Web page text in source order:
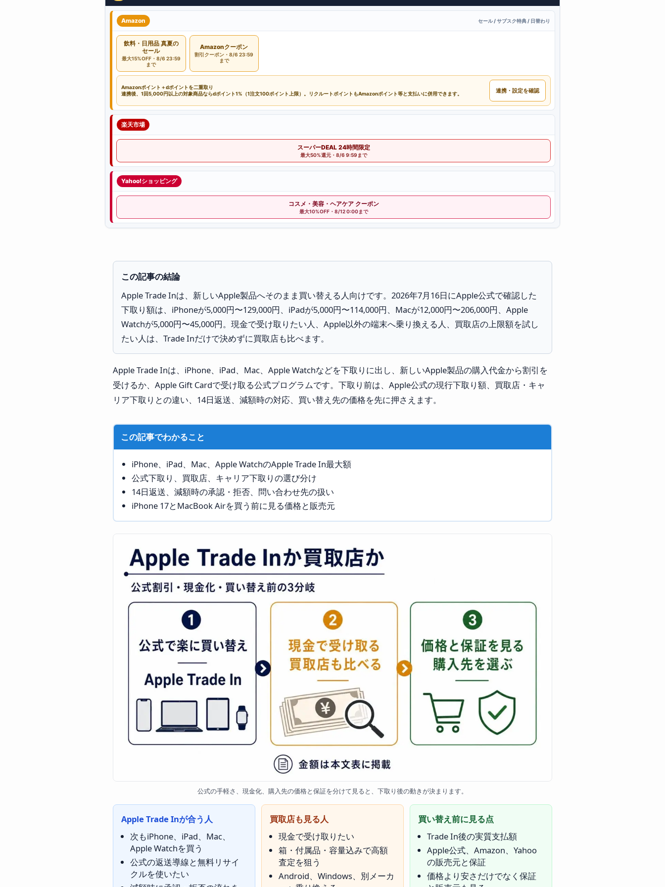
Amazon セール / サブスク特典 / 日替わり
飲料・日用品 真夏の
セール
最大15%OFF・8/6 23:59
まで
Amazonクーポン
割引クーポン・8/6 23:59
まで
Amazonポイント＋dポイントを二重取り
連携後、1回5,000円以上の対象商品ならdポイント1%（1注文100ポイント上限）。リクルートポイントもAmazonポイント等と支払いに併用できます。
連携・設定を確認
楽天市場
スーパーDEAL 24時間限定
最大50%還元・8/6 9:59まで
Yahoo!ショッピング
コスメ・美容・ヘアケア クーポン
最大10%OFF・8/12 0:00まで
この記事の結論
Apple Trade Inは、新しいApple製品へそのまま買い替える人向けです。2026年7月16日にApple公式で確認した
下取り額は、iPhoneが5,000円〜129,000円、iPadが5,000円〜114,000円、Macが12,000円〜206,000円、Apple
Watchが5,000円〜45,000円。現金で受け取りたい人、Apple以外の端末へ乗り換える人、買取店の上限額を試し
たい人は、Trade Inだけで決めずに買取店も比べます。
Apple Trade Inは、iPhone、iPad、Mac、Apple Watchなどを下取りに出し、新しいApple製品の購入代金から割引を
受けるか、Apple Gift Cardで受け取る公式プログラムです。下取り前は、Apple公式の現行下取り額、買取店・キャ
リア下取りとの違い、14日返送、減額時の対応、買い替え先の価格を先に押さえます。
この記事でわかること
iPhone、iPad、Mac、Apple WatchのApple Trade In最大額
公式下取り、買取店、キャリア下取りの選び分け
14日返送、減額時の承認・拒否、問い合わせ先の扱い
iPhone 17とMacBook Airを買う前に見る価格と販売元
公式の手軽さ、現金化、購入先の価格と保証を分けて見ると、下取り後の動きが決まります。
Apple Trade Inが合う人
次もiPhone、iPad、Mac、
Apple Watchを買う
公式の返送導線と無料リサイ
クルを使いたい
買取店も見る人
現金で受け取りたい
箱・付属品・容量込みで高額
査定を狙う
Android、Windows、別メーカ
買い替え前に見る点
Trade In後の実質支払額
Apple公式、Amazon、Yahoo
の販売元と保証
価格より安さだけでなく保証